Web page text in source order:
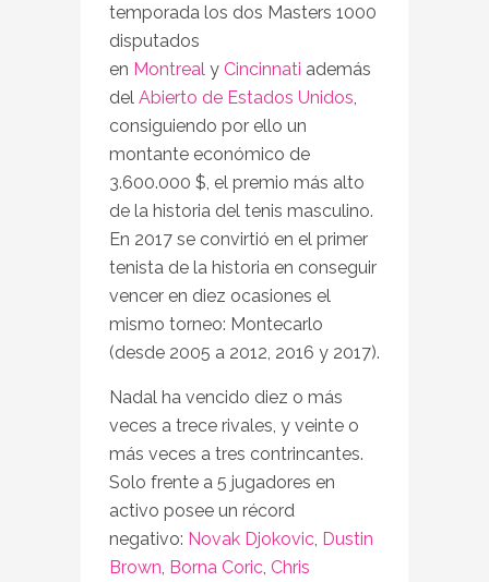
temporada los dos Masters 1000
disputados
en Montreal y Cincinnati además
del Abierto de Estados Unidos,
consiguiendo por ello un
montante económico de
3.600.000 $, el premio más alto
de la historia del tenis masculino.
En 2017 se convirtió en el primer
tenista de la historia en conseguir
vencer en diez ocasiones el
mismo torneo: Montecarlo
(desde 2005 a 2012, 2016 y 2017).
Nadal ha vencido diez o más
veces a trece rivales, y veinte o
más veces a tres contrincantes.
Solo frente a 5 jugadores en
activo posee un récord
negativo: Novak Djokovic, Dustin
Brown, Borna Coric, Chris